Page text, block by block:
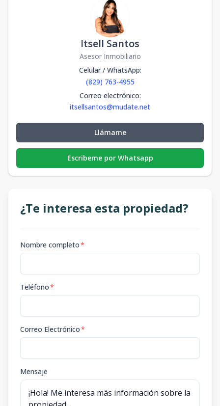
Itsell Santos
Asesor Inmobiliario
Celular / WhatsApp:
(829) 763-4955
Correo electrónico:
itsellsantos@mudate.net
Llámame
Escribeme por Whatsapp
¿Te interesa esta propiedad?
Nombre completo*
Teléfono*
Correo Electrónico*
Mensaje